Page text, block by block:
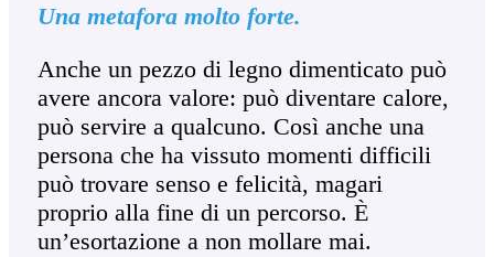
Una metafora molto forte.
Anche un pezzo di legno dimenticato può
avere ancora valore: può diventare calore,
può servire a qualcuno. Così anche una
persona che ha vissuto momenti difficili
può trovare senso e felicità, magari
proprio alla fine di un percorso. È
un’esortazione a non mollare mai.